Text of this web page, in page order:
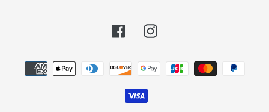
FacebookInstagram
Metodi
di
pagamento